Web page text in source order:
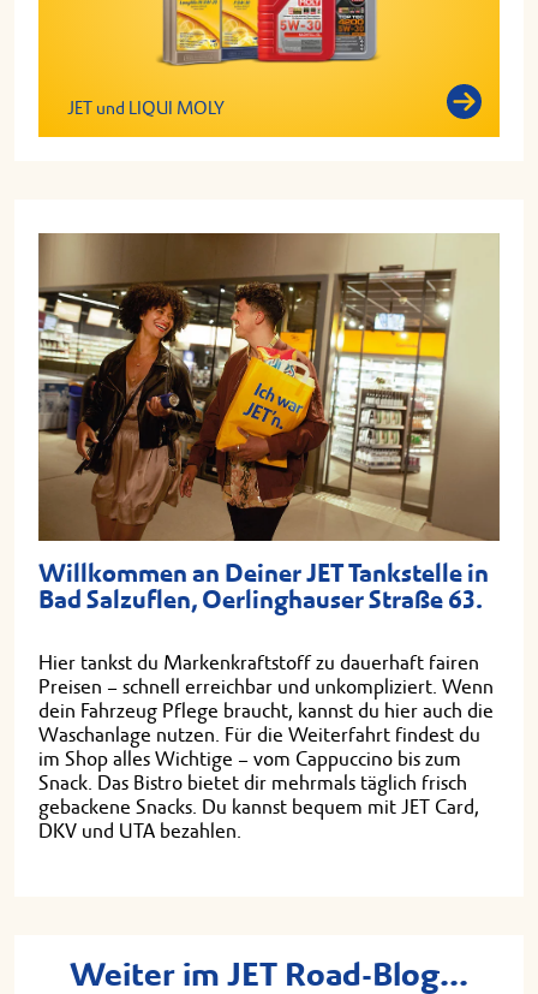
JET und LIQUI MOLY
Willkommen an Deiner JET Tankstelle in
Bad Salzuflen, Oerlinghauser Straße 63.
Hier tankst du Markenkraftstoff zu dauerhaft fairen
Preisen – schnell erreichbar und unkompliziert. Wenn
dein Fahrzeug Pflege braucht, kannst du hier auch die
Waschanlage nutzen. Für die Weiterfahrt findest du
im Shop alles Wichtige – vom Cappuccino bis zum
Snack. Das Bistro bietet dir mehrmals täglich frisch
gebackene Snacks. Du kannst bequem mit JET Card,
DKV und UTA bezahlen.
Weiter im JET Road-Blog...